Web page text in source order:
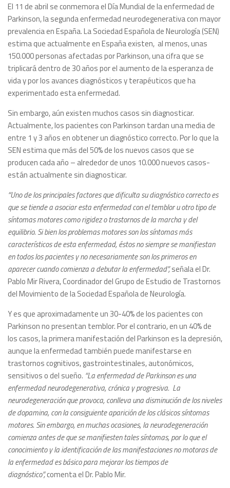
El 11 de abril se conmemora el Día Mundial de la enfermedad de
Parkinson, la segunda enfermedad neurodegenerativa con mayor
prevalencia en España. La Sociedad Española de Neurología (SEN)
estima que actualmente en España existen, al menos, unas
150.000 personas afectadas por Parkinson, una cifra que se
triplicará dentro de 30 años por el aumento de la esperanza de
vida y por los avances diagnósticos y terapéuticos que ha
experimentado esta enfermedad.
Sin embargo, aún existen muchos casos sin diagnosticar.
Actualmente, los pacientes con Parkinson tardan una media de
entre 1 y 3 años en obtener un diagnóstico correcto. Por lo que la
SEN estima que más del 50% de los nuevos casos que se
producen cada año – alrededor de unos 10.000 nuevos casos-
están actualmente sin diagnosticar.
“Uno de los principales factores que dificulta su diagnóstico correcto es
que se tiende a asociar esta enfermedad con el temblor u otro tipo de
síntomas motores como rigidez o trastornos de la marcha y del
equilibrio. Si bien los problemas motores son los síntomas más
característicos de esta enfermedad, éstos no siempre se manifiestan
en todos los pacientes y no necesariamente son los primeros en
aparecer cuando comienza a debutar la enfermedad”,señala el Dr.
Pablo Mir Rivera, Coordinador del Grupo de Estudio de Trastornos
del Movimiento de la Sociedad Española de Neurología.
Y es que aproximadamente un 30-40% de los pacientes con
Parkinson no presentan temblor. Por el contrario, en un 40% de
los casos, la primera manifestación del Parkinson es la depresión,
aunque la enfermedad también puede manifestarse en
trastornos cognitivos, gastrointestinales, autonómicos,
sensitivos o del sueño. “La enfermedad de Parkinson es una
enfermedad neurodegenerativa, crónica y progresiva. La
neurodegeneración que provoca, conlleva una disminución de los niveles
de dopamina, con la consiguiente aparición de los clásicos síntomas
motores. Sin embargo, en muchas ocasiones, la neurodegeneración
comienza antes de que se manifiesten tales síntomas, por lo que el
conocimiento y la identificación de las manifestaciones no motoras de
la enfermedad es básico para mejorar los tiempos de
diagnóstico”,comenta el Dr. Pablo Mir.